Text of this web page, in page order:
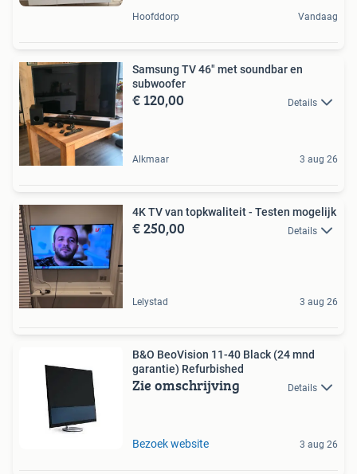
Hoofddorp Vandaag
Samsung TV 46" met soundbar en
subwoofer
€ 120,00 Details
Alkmaar 3 aug 26
4K TV van topkwaliteit - Testen mogelijk
€ 250,00 Details
Lelystad 3 aug 26
B&O BeoVision 11-40 Black (24 mnd
garantie) Refurbished
Zie omschrijving Details
Bezoek website 3 aug 26